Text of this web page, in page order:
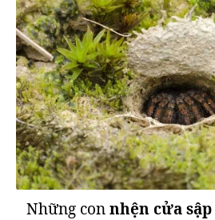
Những connhện cửa sập